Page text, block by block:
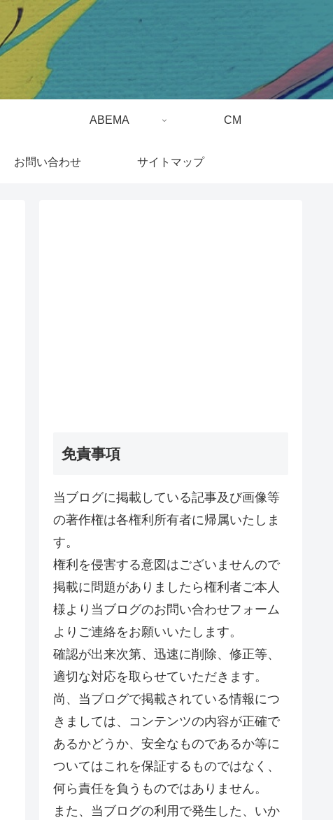
ABEMA CM
お問い合わせ サイトマップ
免責事項
当ブログに掲載している記事及び画像等
の著作権は各権利所有者に帰属いたしま
す。
権利を侵害する意図はございませんので
掲載に問題がありましたら権利者ご本人
様より当ブログのお問い合わせフォーム
よりご連絡をお願いいたします。
確認が出来次第、迅速に削除、修正等、
適切な対応を取らせていただきます。
尚、当ブログで掲載されている情報につ
きましては、コンテンツの内容が正確で
あるかどうか、安全なものであるか等に
ついてはこれを保証するものではなく、
何ら責任を負うものではありません。
また、当ブログの利用で発生した、いか